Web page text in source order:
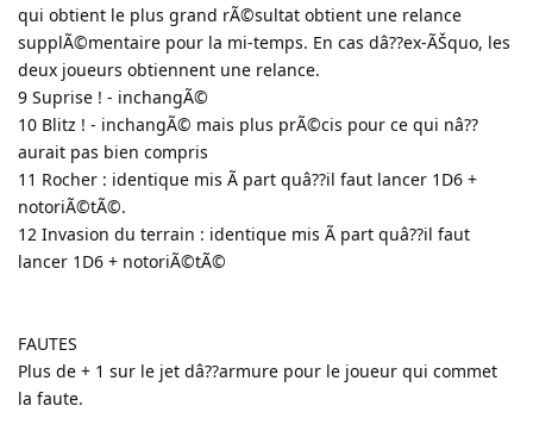
qui obtient le plus grand rÃ©sultat obtient une relance
supplÃ©mentaire pour la mi-temps. En cas dâ??ex-ÃŠquo, les
deux joueurs obtiennent une relance.
9 Suprise ! - inchangÃ©
10 Blitz ! - inchangÃ© mais plus prÃ©cis pour ce qui nâ??
aurait pas bien compris
11 Rocher : identique mis Ã part quâ??il faut lancer 1D6 +
notoriÃ©tÃ©.
12 Invasion du terrain : identique mis Ã part quâ??il faut
lancer 1D6 + notoriÃ©tÃ©
FAUTES
Plus de + 1 sur le jet dâ??armure pour le joueur qui commet
la faute.